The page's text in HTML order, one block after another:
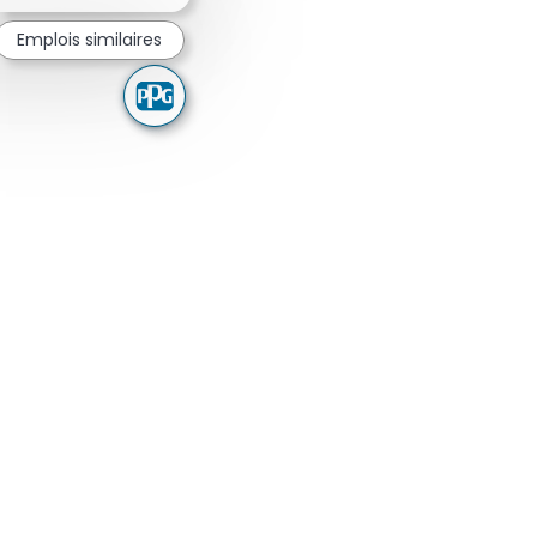
Emplois similaires